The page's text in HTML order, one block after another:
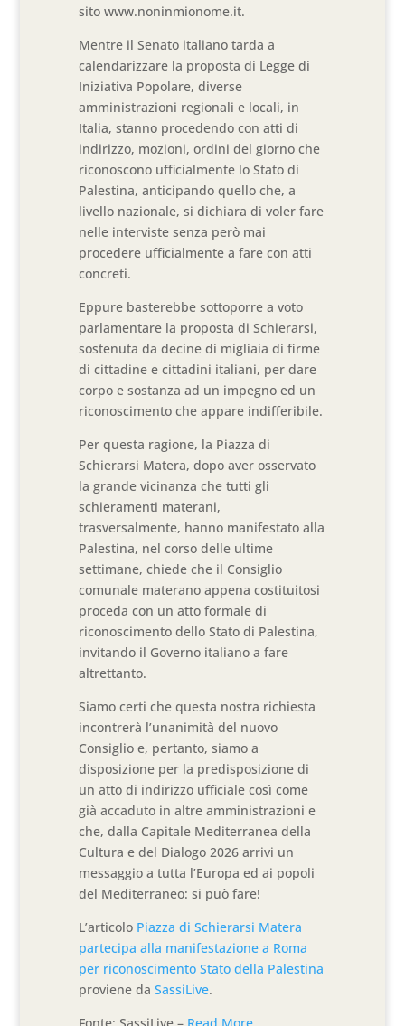
sito www.noninmionome.it.
Mentre il Senato italiano tarda a
calendarizzare la proposta di Legge di
Iniziativa Popolare, diverse
amministrazioni regionali e locali, in
Italia, stanno procedendo con atti di
indirizzo, mozioni, ordini del giorno che
riconoscono ufficialmente lo Stato di
Palestina, anticipando quello che, a
livello nazionale, si dichiara di voler fare
nelle interviste senza però mai
procedere ufficialmente a fare con atti
concreti.
Eppure basterebbe sottoporre a voto
parlamentare la proposta di Schierarsi,
sostenuta da decine di migliaia di firme
di cittadine e cittadini italiani, per dare
corpo e sostanza ad un impegno ed un
riconoscimento che appare indifferibile.
Per questa ragione, la Piazza di
Schierarsi Matera, dopo aver osservato
la grande vicinanza che tutti gli
schieramenti materani,
trasversalmente, hanno manifestato alla
Palestina, nel corso delle ultime
settimane, chiede che il Consiglio
comunale materano appena costituitosi
proceda con un atto formale di
riconoscimento dello Stato di Palestina,
invitando il Governo italiano a fare
altrettanto.
Siamo certi che questa nostra richiesta
incontrerà l’unanimità del nuovo
Consiglio e, pertanto, siamo a
disposizione per la predisposizione di
un atto di indirizzo ufficiale così come
già accaduto in altre amministrazioni e
che, dalla Capitale Mediterranea della
Cultura e del Dialogo 2026 arrivi un
messaggio a tutta l’Europa ed ai popoli
del Mediterraneo: si può fare!
L’articolo Piazza di Schierarsi Matera
partecipa alla manifestazione a Roma
per riconoscimento Stato della Palestina
proviene daSassiLive.